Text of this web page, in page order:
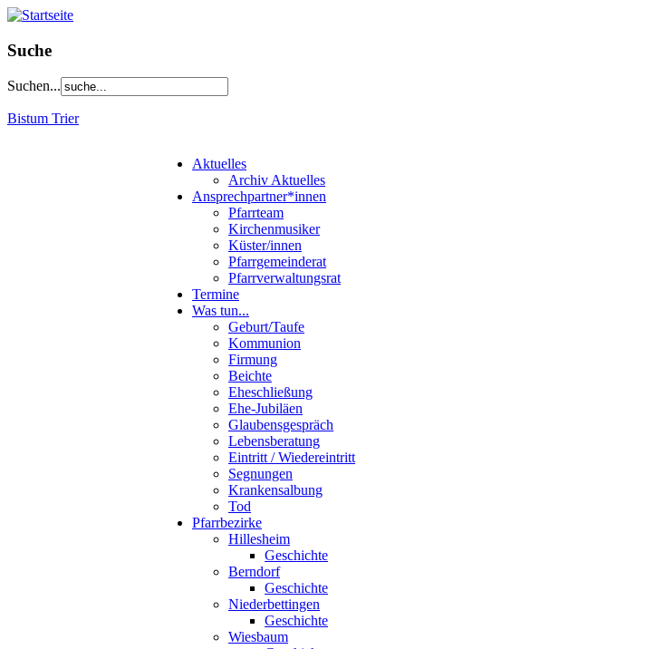
Suche
Suchen...
Bistum Trier
Aktuelles
Archiv Aktuelles
Ansprechpartner*innen
Pfarrteam
Kirchenmusiker
Küster/innen
Pfarrgemeinderat
Pfarrverwaltungsrat
Termine
Was tun...
Geburt/Taufe
Kommunion
Firmung
Beichte
Eheschließung
Ehe-Jubiläen
Glaubensgespräch
Lebensberatung
Eintritt / Wiedereintritt
Segnungen
Krankensalbung
Tod
Pfarrbezirke
Hillesheim
Geschichte
Berndorf
Geschichte
Niederbettingen
Geschichte
Wiesbaum